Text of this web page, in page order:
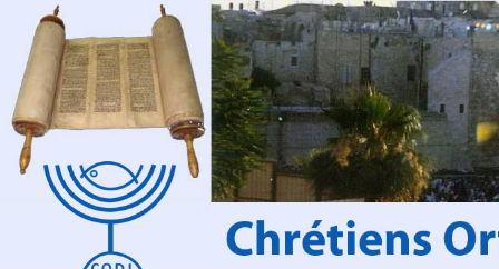
Aller au contenu principal